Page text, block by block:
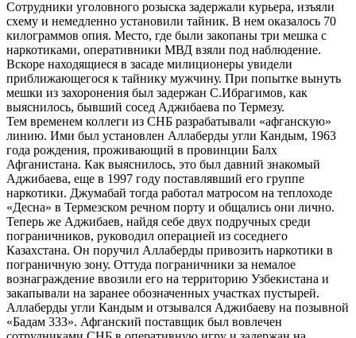
Сотрудники уголовного розыска задержали курьера, изъяли
схему и немедленно установили тайник. В нем оказалось 70
килограммов опия. Место, где были закопаны три мешка с
наркотиками, оперативники МВД взяли под наблюдение.
Вскоре находящиеся в засаде милиционеры увидели
приближающегося к тайнику мужчину. При попытке вынуть
мешки из захоронения был задержан С.Ибрагимов, как
выяснилось, бывший сосед Аджибаева по Термезу.
Тем временем коллеги из СНБ разрабатывали «афганскую»
линию. Ими был установлен Аллаберды угли Кандым, 1963
года рождения, проживающий в провинции Балх
Афганистана. Как выяснилось, это был давний знакомый
Аджибаева, еще в 1997 году поставлявший его группе
наркотики. Джумабай тогда работал матросом на теплоходе
«Десна» в Термезском речном порту и общались они лично.
Теперь же Аджибаев, найдя себе двух подручных среди
пограничников, руководил операцией из соседнего
Казахстана. Он поручил Аллаберды привозить наркотики в
пограничную зону. Оттуда пограничники за немалое
вознаграждение ввозили его на территорию Узбекистана и
закапывали на заранее обозначенных участках пустырей.
Аллаберды угли Кандым и отзывался Аджибаеву на позывной
«Бадам 333». Афганский поставщик был вовлечен